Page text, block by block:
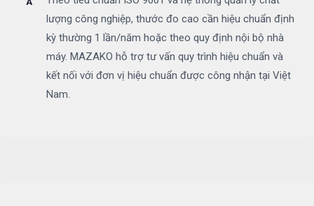
lượng công nghiệp, thước đo cao cần hiệu chuẩn định
kỳ thường 1 lần/năm hoặc theo quy định nội bộ nhà
máy. MAZAKO hỗ trợ tư vấn quy trình hiệu chuẩn và
kết nối với đơn vị hiệu chuẩn được công nhận tại Việt
Nam.